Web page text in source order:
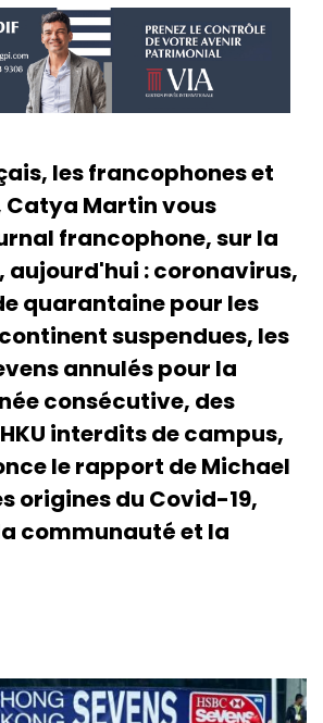
les francophones et
Martin vous
francophone, sur la
aujourd'hui : coronavirus,
quarantaine pour les
suspendues, les
annulés pour la
consécutive, des
interdits de campus,
le rapport de Michael
origines du Covid-19,
communauté et la